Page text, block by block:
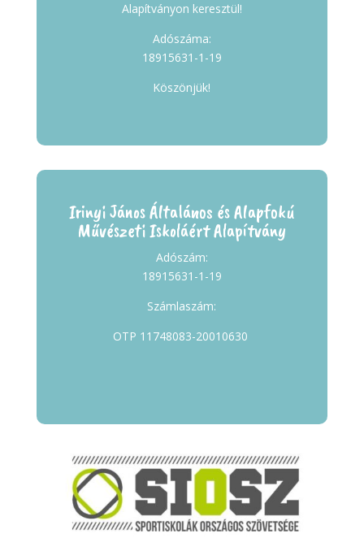
Alapítványon keresztül!
Adószáma:
18915631-1-19
Köszönjük!
Irinyi János Általános és Alapfokú
Művészeti Iskoláért Alapítvány
Adószám:
18915631-1-19
Számlaszám:
OTP 11748083-20010630